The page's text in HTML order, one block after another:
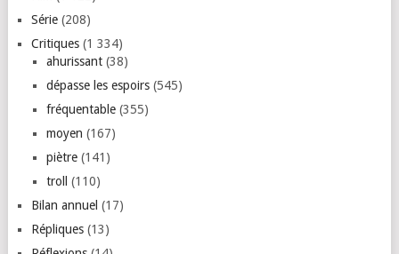
Série(208)
Critiques(1 334)
ahurissant(38)
dépasse les espoirs(545)
fréquentable(355)
moyen (167)
piètre(141)
troll
(110)
Bilan annuel (17)
Répliques(13)